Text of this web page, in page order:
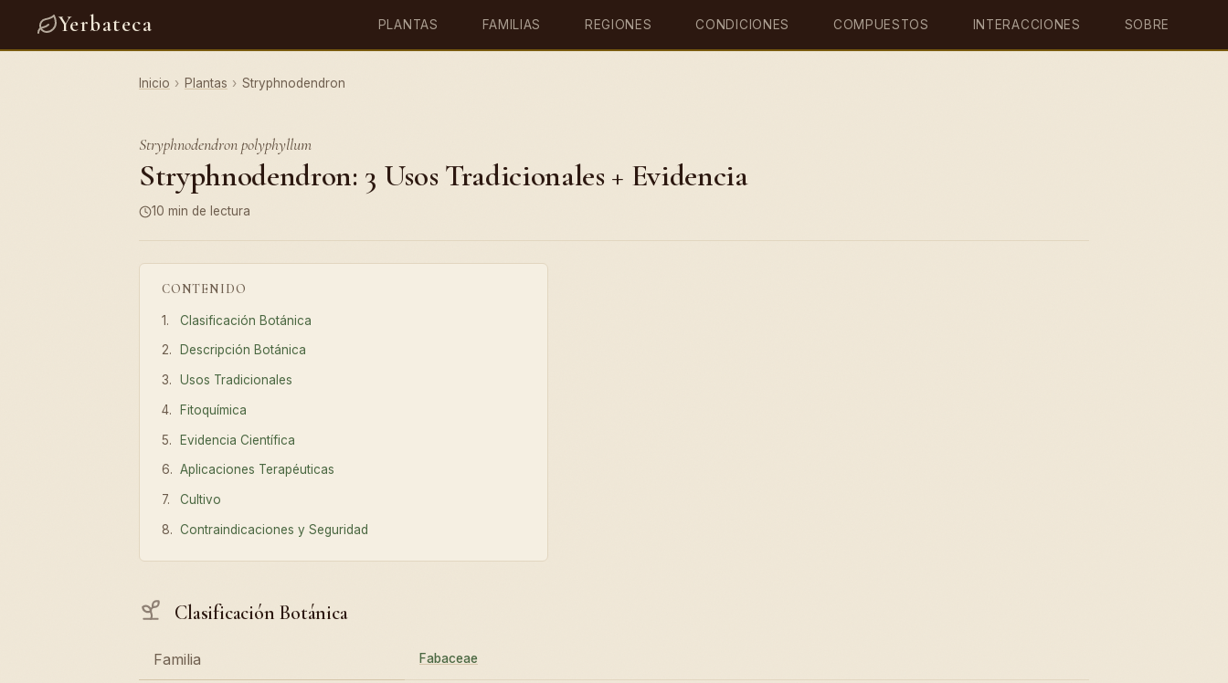
Yerbateca PLANTAS FAMILIAS REGIONES CONDICIONES COMPUESTOS INTERACCIONES SOBRE
Inicio › Plantas › Stryphnodendron
Stryphnodendron polyphyllum
Stryphnodendron: 3 Usos Tradicionales + Evidencia
10 min de lectura
CONTENIDO
Clasificación Botánica
Descripción Botánica
Usos Tradicionales
Fitoquímica
Evidencia Científica
Aplicaciones Terapéuticas
Cultivo
Contraindicaciones y Seguridad
Clasificación Botánica
Familia Fabaceae